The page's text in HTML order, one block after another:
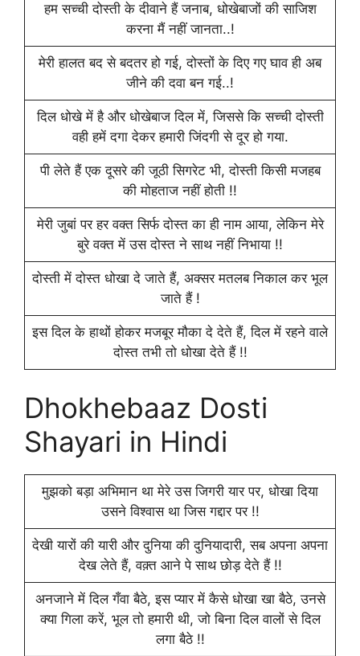
हम सच्ची दोस्ती के दीवाने हैं जनाब, धोखेबाजों की साजिश
करना मैं नहीं जानता..!
मेरी हालत बद से बदतर हो गई, दोस्तों के दिए गए घाव ही अब
जीने की दवा बन गई..!
दिल धोखे में है और धोखेबाज दिल में, जिससे कि सच्ची दोस्ती
वही हमें दगा देकर हमारी जिंदगी से दूर हो गया.
पी लेते हैं एक दूसरे की जूठी सिगरेट भी, दोस्ती किसी मजहब
की मोहताज नहीं होती !!
मेरी जुबां पर हर वक्त सिर्फ दोस्त का ही नाम आया, लेकिन मेरे
बुरे वक्त में उस दोस्त ने साथ नहीं निभाया !!
दोस्ती में दोस्त धोखा दे जाते हैं, अक्सर मतलब निकाल कर भूल
जाते हैं !
इस दिल के हाथों होकर मजबूर मौका दे देते हैं, दिल में रहने वाले
दोस्त तभी तो धोखा देते हैं !!
Dhokhebaaz Dosti
Shayari in Hindi
मुझको बड़ा अभिमान था मेरे उस जिगरी यार पर, धोखा दिया
उसने विश्वास था जिस गद्दार पर !!
देखी यारों की यारी और दुनिया की दुनियादारी, सब अपना अपना
देख लेते हैं, वक़्त आने पे साथ छोड़ देते हैं !!
अनजाने में दिल गँवा बैठे, इस प्यार में कैसे धोखा खा बैठे, उनसे
क्या गिला करें, भूल तो हमारी थी, जो बिना दिल वालों से दिल
लगा बैठे !!